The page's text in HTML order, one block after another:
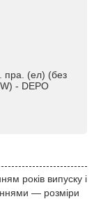
пра. (ел) (без
- DEPO
років випуску і
— розміри